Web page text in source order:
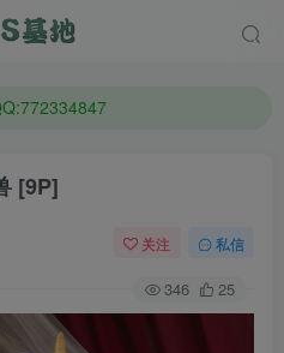
，实时查看最新站点。
[9P]
关注 私信
346 25